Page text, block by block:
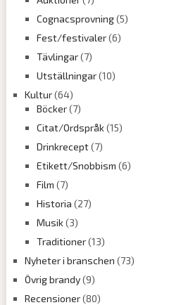
Cognacsprovning(5)
Fest/festivaler(6)
Tävlingar(7)
Utställningar(10)
Kultur(64)
Böcker(7)
Citat/Ordspråk(15)
Drinkrecept(7)
Etikett/Snobbism (6)
Film (7)
Historia (27)
Musik(3)
Traditioner(13)
Nyheter i branschen (73)
Övrig brandy(9)
Recensioner(80)